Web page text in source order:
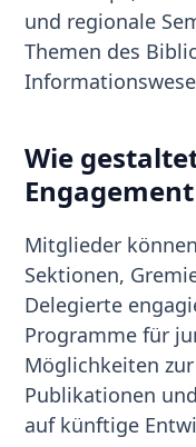
und regionale
Themen des
Wie
Mitglieder
Sektionen,
Delegierte
Programme für
Möglichkeiten
Publikationen
auf künftige